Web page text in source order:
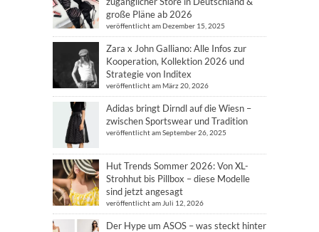
große Pläne ab 2026
veröffentlicht am Dezember 15, 2025
Zara x John Galliano: Alle Infos zur
Kooperation, Kollektion 2026 und
Strategie von Inditex
veröffentlicht am März 20, 2026
Adidas bringt Dirndl auf die Wiesn –
zwischen Sportswear und Tradition
veröffentlicht am September 26, 2025
Hut Trends Sommer 2026: Von XL-
Strohhut bis Pillbox – diese Modelle
sind jetzt angesagt
veröffentlicht am Juli 12, 2026
Der Hype um ASOS – was steckt hinter